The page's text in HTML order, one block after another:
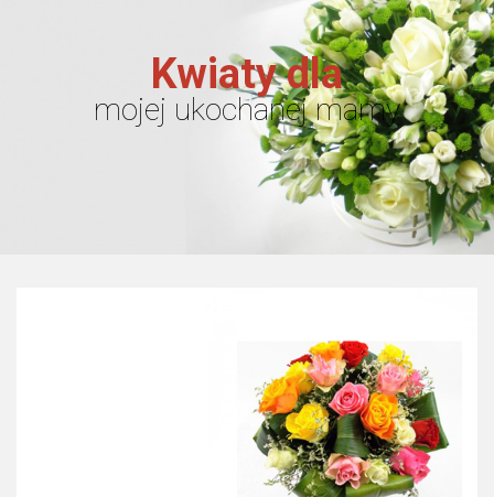
Kwiaty dla
mojej ukochanej mamy